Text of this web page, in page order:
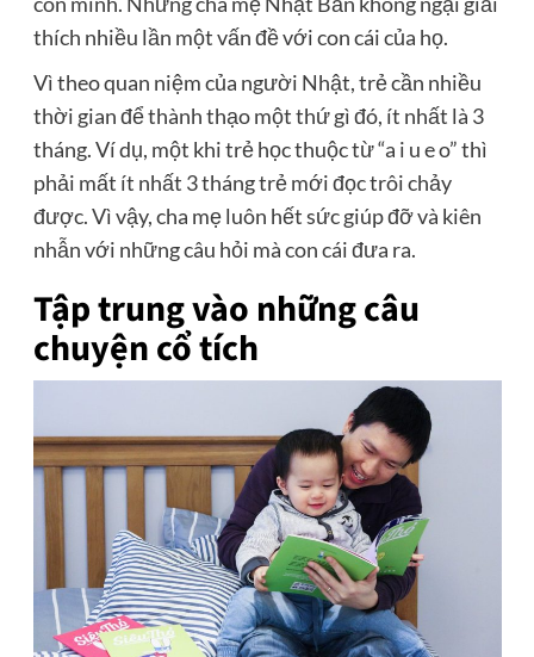
thích nhiều lần một vấn đề với con cái của họ.
Vì theo quan niệm của người Nhật, trẻ cần nhiều
thời gian để thành thạo một thứ gì đó, ít nhất là 3
tháng. Ví dụ, một khi trẻ học thuộc từ “a i u e o” thì
phải mất ít nhất 3 tháng trẻ mới đọc trôi chảy
được. Vì vậy, cha mẹ luôn hết sức giúp đỡ và kiên
nhẫn với những câu hỏi mà con cái đưa ra.
Tập trung vào những câu
chuyện cổ tích